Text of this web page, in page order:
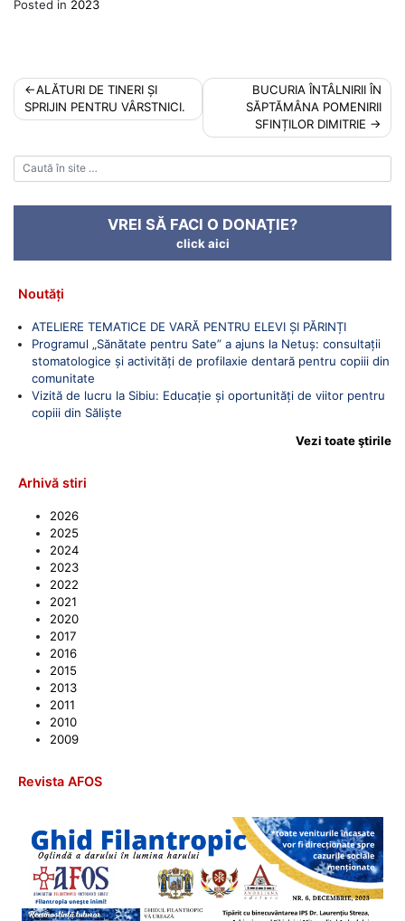
Posted in 2023
Post
navigation
ALĂTURI DE TINERI ȘI
SPRIJIN PENTRU VÂRSTNICI.
BUCURIA ÎNTÂLNIRII ÎN
SĂPTĂMÂNA POMENIRII
SFINȚILOR DIMITRIE
VREI SĂ FACI O DONAȚIE?
click aici
Noutăți
ATELIERE TEMATICE DE VARĂ PENTRU ELEVI ȘI PĂRINȚI
Programul „Sănătate pentru Sate” a ajuns la Netuș: consultații
stomatologice și activități de profilaxie dentară pentru copiii din
comunitate
Vizită de lucru la Sibiu: Educație și oportunități de viitor pentru
copiii din Săliște
Vezi toate ştirile
Arhivă stiri
2026
2025
2024
2023
2022
2021
2020
2017
2016
2015
2013
2011
2010
2009
Revista AFOS